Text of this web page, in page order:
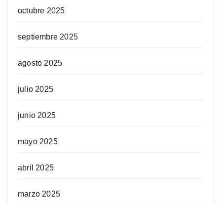
octubre 2025
septiembre 2025
agosto 2025
julio 2025
junio 2025
mayo 2025
abril 2025
marzo 2025